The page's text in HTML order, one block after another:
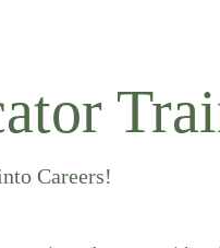
Careers!